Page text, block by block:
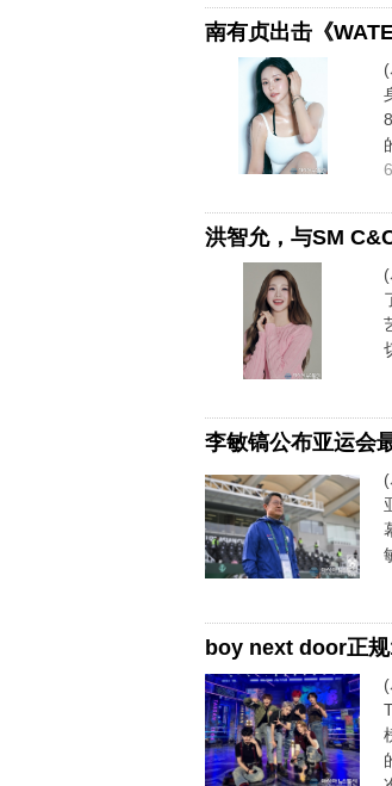
南有贞出击《
洪智允，与SM
李敏镐公布亚运会
boy next door正规